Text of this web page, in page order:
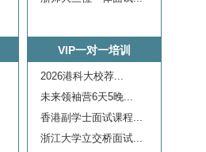
VIP一对一培训
2026港科大校荐...
未来领袖营6天5晚...
香港副学士面试课程...
浙江大学立交桥面试...